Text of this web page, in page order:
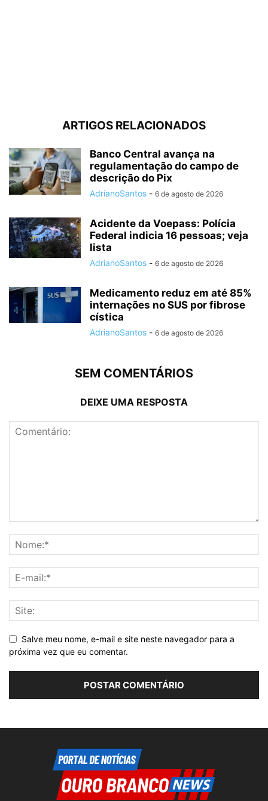
ARTIGOS RELACIONADOS
Banco Central avança na
regulamentação do campo de
descrição do Pix
AdrianoSantos - 6 de agosto de 2026
Acidente da Voepass: Polícia
Federal indicia 16 pessoas; veja
lista
AdrianoSantos - 6 de agosto de 2026
Medicamento reduz em até 85%
internações no SUS por fibrose
cística
AdrianoSantos - 6 de agosto de 2026
SEM COMENTÁRIOS
DEIXE UMA RESPOSTA
Salve meu nome, e-mail e site neste navegador para a
próxima vez que eu comentar.